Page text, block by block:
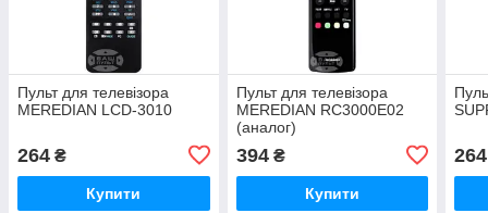
Пульт для телевізора
MEREDIAN LCD-3010
264 ₴
Купити
Пульт для телевізора
MEREDIAN RC3000E02
(аналог)
394₴
Купити
264